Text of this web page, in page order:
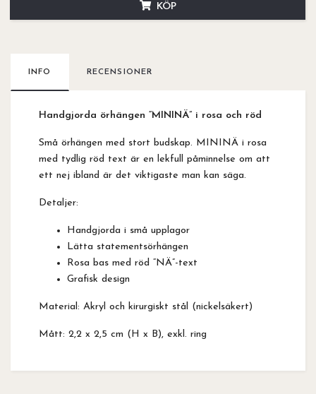
KÖP
INFO RECENSIONER
Handgjorda örhängen “MININÄ” i rosa och röd
Små örhängen med stort budskap. MININÄ i rosa
med tydlig röd text är en lekfull påminnelse om att
ett nej ibland är det viktigaste man kan säga.
Detaljer:
Handgjorda i små upplagor
Lätta statementsörhängen
Rosa bas med röd “NÄ”-text
Grafisk design
Material: Akryl och kirurgiskt stål (nickelsäkert)
Mått: 2,2 x 2,5 cm (H x B), exkl. ring